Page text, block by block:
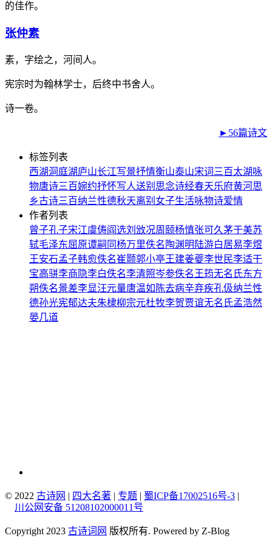
的佳作。
张仲素
素，字绘之，河间人。
宪宗时为翰林学士，后终中书舍人。
诗一卷。
►56篇诗文
标签列表
西湖洞庭湖庐山长江写景抒情衡山泰山宋词三百太湖 咏
物唐诗三百婉约抒怀写人送别 思念诗经春天乐府黄河思
乡古诗三百纳兰性德秋天离别 女子生活咏物诗爱情
作者列表
曾子孔子宋江虞俦阎选刘攽况周颐杨慎张可久茅于美苏
轼毛泽东屈原谭嗣同杨万里佚名 陶渊明 陆游白居易李煜
王安石孟子韩愈佚名崔颢郭小亭王建姜夔李世民李适干
宝高骈李商隐李白佚名李清照岑参佚名 王筠无名氏东方
朔佚名景差李显汪元量唐温如 陈去病辛弃疾孔伋纳兰性
德孙光宪郁达夫朱棣柳宗元杜牧李贺贾谊无名氏孟浩然
晏几道
© 2022 古诗网 | 四大名著 | 专题 | 蜀ICP备17002516号-3 |
川公网安备 51208102000011号
Copyright 2023 古诗词网 版权所有. Powered by Z-Blog